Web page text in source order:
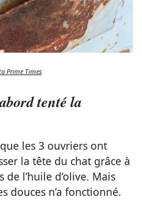
Prime Times
tenté la
les 3 ouvriers ont
la tête du chat grâce à
l’huile d’olive. Mais
douces n’a fonctionné.